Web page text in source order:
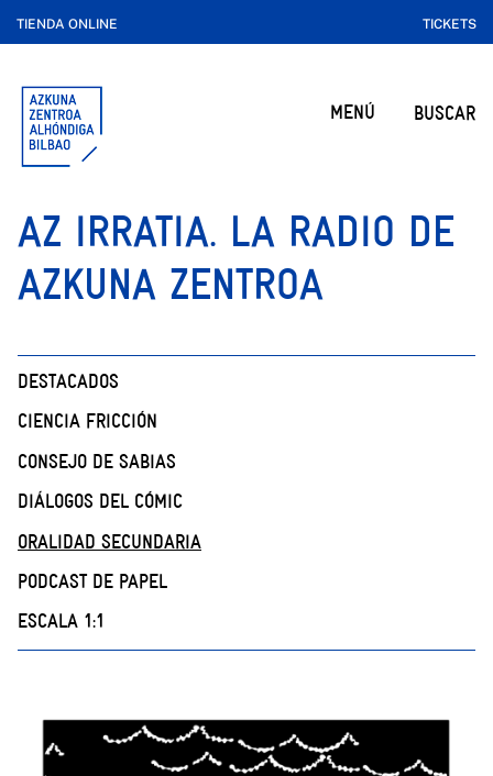
TIENDA ONLINE TICKETS
MENÚ BUSCAR
AZ IRRATIA. LA RADIO DE
AZKUNA ZENTROA
DESTACADOS
CIENCIA FRICCIÓN
CONSEJO DE SABIAS
DIÁLOGOS DEL CÓMIC
ORALIDAD SECUNDARIA
PODCAST DE PAPEL
ESCALA 1:1